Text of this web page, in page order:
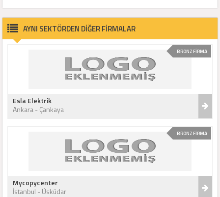
AYNI SEKTÖRDEN DİĞER FİRMALAR
BRONZ FİRMA
Esla Elektrik
Ankara - Çankaya
BRONZ FİRMA
Mycopycenter
İstanbul - Üsküdar